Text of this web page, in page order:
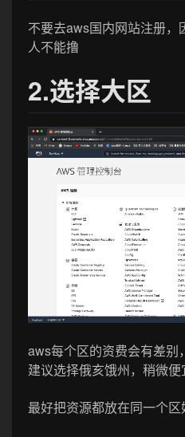
不要去aws国内网站注册
人不能撸
2.选择大区
aws每个区的资费会有差别
建议选择俄亥饿州，稍微便
最好把资源都放在同一个区